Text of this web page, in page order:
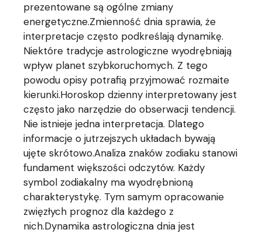
prezentowane są ogólne zmiany
energetyczne.Zmienność dnia sprawia, że
interpretacje często podkreślają dynamikę.
Niektóre tradycje astrologiczne wyodrębniają
wpływ planet szybkoruchomych. Z tego
powodu opisy potrafią przyjmować rozmaite
kierunki.Horoskop dzienny interpretowany jest
często jako narzędzie do obserwacji tendencji.
Nie istnieje jedna interpretacja. Dlatego
informacje o jutrzejszych układach bywają
ujęte skrótowo.Analiza znaków zodiaku stanowi
fundament większości odczytów. Każdy
symbol zodiakalny ma wyodrębnioną
charakterystykę. Tym samym opracowanie
zwięzłych prognoz dla każdego z
nich.Dynamika astrologiczna dnia jest